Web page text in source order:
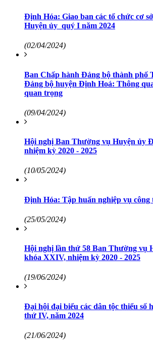
Định Hóa: Giao ban các tổ chức cơ
Huyện ủy quý I năm 2024
(02/04/2024)
Ban Chấp hành Đảng bộ thành phố
Đảng bộ huyện Định Hoá: Thông
quan trọng
(09/04/2024)
Hội nghị Ban Thường vụ Huyện ủy
nhiệm kỳ 2020 - 2025
(10/05/2024)
Định Hóa: Tập huấn nghiệp vụ công
(25/05/2024)
Hội nghị lần thứ 58 Ban Thường vụ
khóa XXIV, nhiệm kỳ 2020 - 2025
(19/06/2024)
Đại hội đại biểu các dân tộc thiểu số
thứ IV, năm 2024
(21/06/2024)